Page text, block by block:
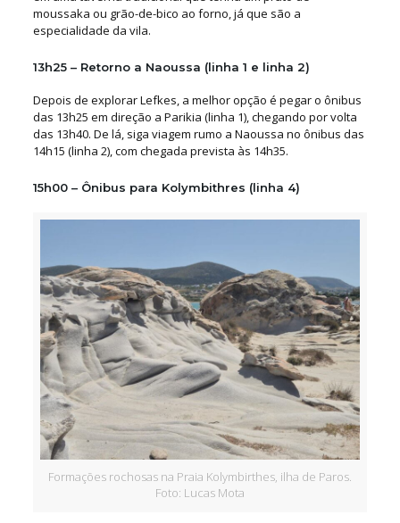
moussaka ou grão-de-bico ao forno, já que são a
especialidade da vila.
13h25 – Retorno a Naoussa (linha 1 e linha 2)
Depois de explorar Lefkes, a melhor opção é pegar o ônibus
das 13h25 em direção a Parikia (linha 1), chegando por volta
das 13h40. De lá, siga viagem rumo a Naoussa no ônibus das
14h15 (linha 2), com chegada prevista às 14h35.
15h00 – Ônibus para Kolymbithres (linha 4)
Formações rochosas na Praia Kolymbirthes, ilha de Paros.
Foto: Lucas Mota